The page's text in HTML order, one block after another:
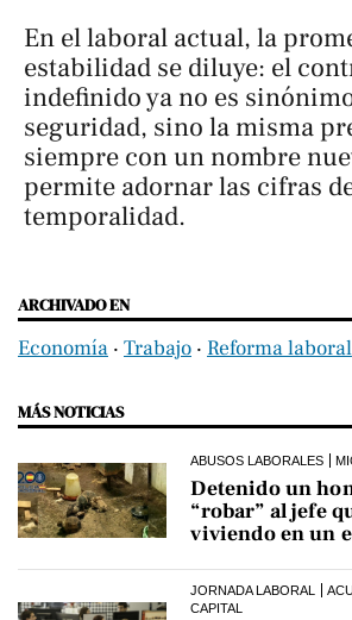
En el laboral actual, la
estabilidad se diluye: el
indefinido ya no es
seguridad, sino la misma
siempre con un nombre
permite adornar las cifras
temporalidad.
ARCHIVADO EN
Economía ‧ Trabajo ‧ Reforma laboral
MÁS NOTICIAS
ABUSOS LABORALES
Detenido un
“robar” al jefe
viviendo en un
JORNADA LABORAL
CAPITAL